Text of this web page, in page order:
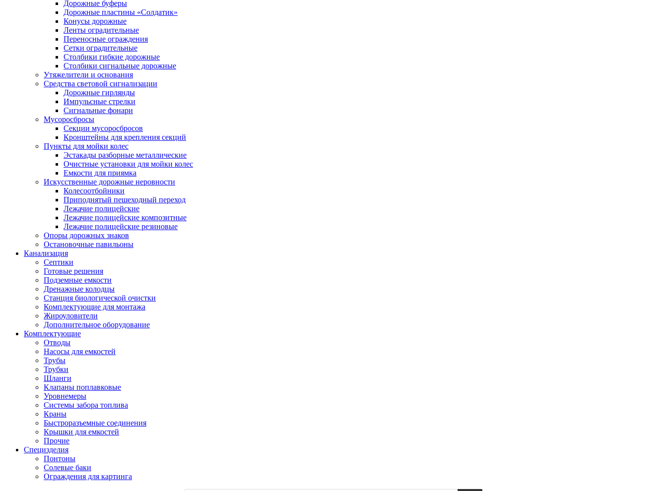
Дорожные буферы
Дорожные пластины «Солдатик»
Конусы дорожные
Ленты оградительные
Переносные ограждения
Сетки оградительные
Столбики гибкие дорожные
Столбики сигнальные дорожные
Утяжелители и основания
Средства световой сигнализации
Дорожные гирлянды
Импульсные стрелки
Сигнальные фонари
Мусоросбросы
Секции мусоросбросов
Кронштейны для крепления секций
Пункты для мойки колес
Эстакады разборные металлические
Очистные установки для мойки колес
Емкости для приямка
Искусственные дорожные неровности
Колесоотбойники
Приподнятый пешеходный переход
Лежачие полицейские
Лежачие полицейские композитные
Лежачие полицейские резиновые
Опоры дорожных знаков
Остановочные павильоны
Канализация
Септики
Готовые решения
Подземные емкости
Дренажные колодцы
Станция биологической очистки
Комплектующие для монтажа
Жироуловители
Дополнительное оборудование
Комплектующие
Отводы
Насосы для емкостей
Трубы
Трубки
Шланги
Клапаны поплавковые
Уровнемеры
Системы забора топлива
Краны
Быстроразъемные соединения
Крышки для емкостей
Прочие
Специзделия
Понтоны
Солевые баки
Ограждения для картинга